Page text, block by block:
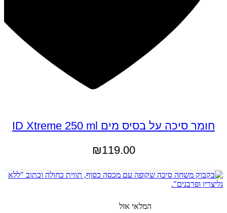
חומר סיכה על בסיס מים ID Xtreme 250 ml
₪119.00
המלאי אזל